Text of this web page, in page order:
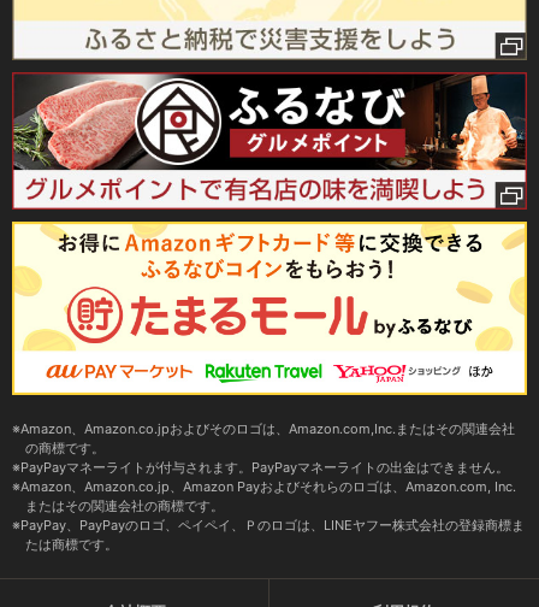
Amazon、Amazon.co.jpおよびそのロゴは、Amazon.com,Inc.またはその関連会社
の商標です。
PayPayマネーライトが付与されます。PayPayマネーライトの出金はできません。
Amazon、Amazon.co.jp、Amazon Payおよびそれらのロゴは、Amazon.com, Inc.
またはその関連会社の商標です。
PayPay、PayPayのロゴ、ペイペイ、Ｐのロゴは、LINEヤフー株式会社の登録商標ま
たは商標です。